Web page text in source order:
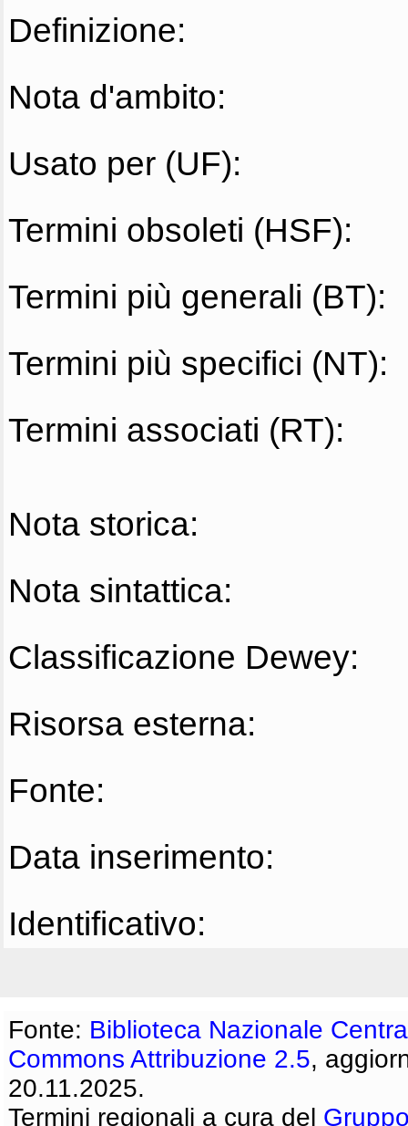
Definizione:
Nota d'ambito:
Usato per (UF):
Termini obsoleti (HSF):
Termini più generali (BT):
Termini più specifici (NT):
Termini associati (RT):
Nota storica:
Nota sintattica:
Classificazione Dewey:
Risorsa esterna:
Fonte:
Data inserimento:
Identificativo:
Fonte: Biblioteca Nazionale
Commons Attribuzione 2.5,
20.11.2025.
Termini regionali a cura del